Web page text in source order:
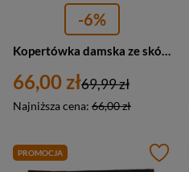
-6%
66,00 zł
Najniższa cena: 66,00 zł
69,99 zł
PROMOCJA